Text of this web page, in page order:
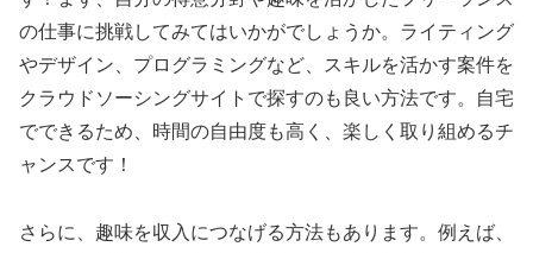
の仕事に挑戦してみてはいかがでしょうか。ライティング
やデザイン、プログラミングなど、スキルを活かす案件を
クラウドソーシングサイトで探すのも良い方法です。自宅
でできるため、時間の自由度も高く、楽しく取り組めるチ
ャンスです！
さらに、趣味を収入につなげる方法もあります。例えば、